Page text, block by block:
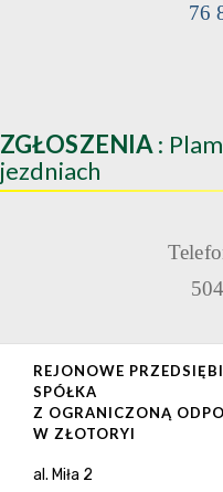
76
ZGŁOSZENIA :
jezdniach
REJONOWE
SPÓŁKA
Z OGRANICZONĄ
W ZŁOTORYI
al. Miła 2